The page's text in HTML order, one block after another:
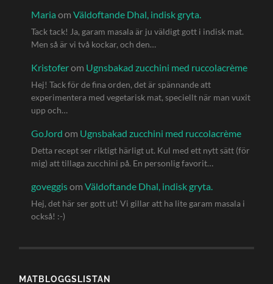
Maria omVäldoftande Dhal, indisk gryta.
Tack tack! Ja, garam masala är ju väldigt gott i indisk mat.
Men så är vi två kockar, och den…
Kristoferom Ugnsbakad zucchini med ruccolacrème
Hej! Tack för de fina orden, det är spännande att
experimentera med vegetarisk mat, speciellt när man vuxit
upp och…
GoJord om Ugnsbakad zucchini med ruccolacrème
Detta recept ser riktigt härligt ut. Kul med ett nytt sätt (för
mig) att tillaga zucchini på. En personlig favorit…
goveggisomVäldoftande Dhal, indisk gryta.
Hej, det här ser gott ut! Vi gillar att ha lite garam masala i
också! :-)
MATBLOGGSLISTAN